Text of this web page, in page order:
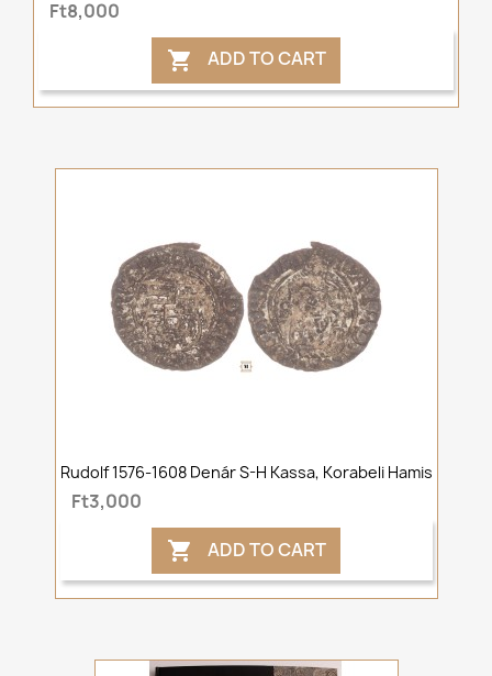
Ft8,000
 ADD TO CART
Rudolf 1576-1608 Denár S-H Kassa, Korabeli Hamis
Ft3,000
 ADD TO CART